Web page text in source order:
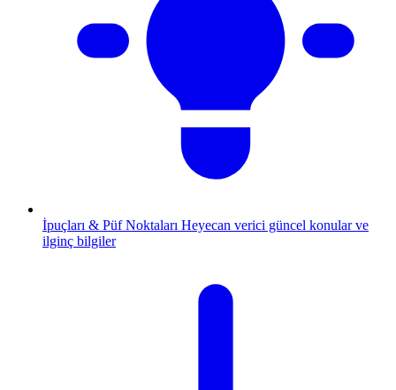
İpuçları & Püf Noktaları Heyecan verici güncel konular ve
ilginç bilgiler